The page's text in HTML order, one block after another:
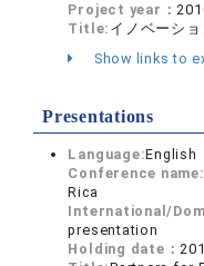
Project year：
Title: イノベーシ
Show links to
Presentations
Language:English
Conference name:
Rica
International/
presentation
Holding date：